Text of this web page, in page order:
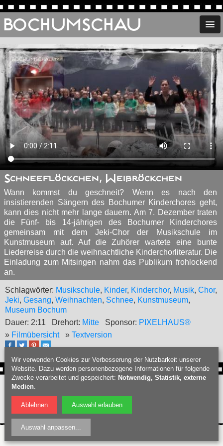
BOCHUMSCHAU
Schneeflöckchen, Weißröckchen
Wann kommst du geschneit? Wenn es nach den
insistierenden Sängern des Bochumer Kinderchores geht,
kann dies nicht mehr lange dauern. Am 7. Dezember traten
die Fünf- bis 14-jährigen des Bochumer Kinderchores
gemeinsam mit dem Jeki-Chor der Musikschule im
Kunstmuseum auf. Auf die Zuhörer wartete eine bunte
Liederreise durch die weihnachtliche Kinderchorliteratur. Die
Einladung zum Mitsingen nahm das Publikum frohlockend
an.
Schlagwörter: Musikschule, Kinder, Kinderchor, Musik, Chor,
Jeki, Gesang, Weihnachten, Schnee, Kunstmuseum,
Museum Bochum
Dauer: 2:11
Drehort: Mitte Sponsor: PIXELHAUS®
» Filmübersicht » Textversion
Webdesign Bochum :PIXELHAUS®
Datenschutz
Nutzungsbedingungen |
Wir verwenden Cookies zur Verbesserung der Nutzbarkeit unserer
Website. Dazu werden personenbezogene Informationen für folgende
Zwecke verarbeitet und gespeichert: Notwendig, Statistik, externe
Medien.
Ablehnen Auswahl erlauben
Auswahl anpassen...